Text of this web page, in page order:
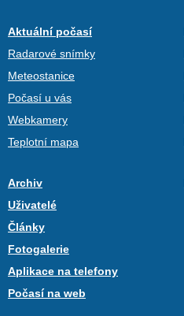
Aktuální počasí
Radarové snímky
Meteostanice
Počasí u vás
Webkamery
Teplotní mapa
Archiv
Uživatelé
Články
Fotogalerie
Aplikace na telefony
Počasí na web